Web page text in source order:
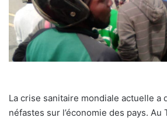
La crise sanitaire mondiale actuelle a
néfastes sur l’économie des pays. Au